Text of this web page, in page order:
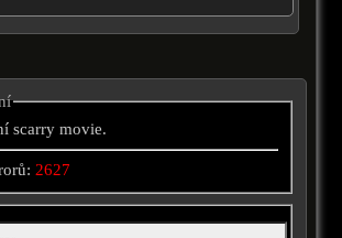
scarry movie.
2627